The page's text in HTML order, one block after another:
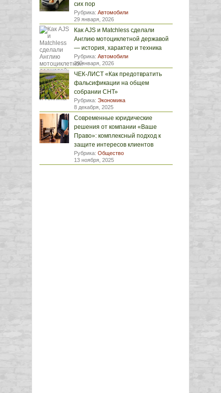
сих пор
Рубрика: Автомобили
29 января, 2026
Как AJS и Matchless сделали
Англию мотоциклетной державой
— история, характер и техника
Рубрика: Автомобили
29 января, 2026
ЧЕК-ЛИСТ «Как предотвратить
фальсификации на общем
собрании СНТ»
Рубрика: Экономика
8 декабря, 2025
Современные юридические
решения от компании «Ваше
Право»: комплексный подход к
защите интересов клиентов
Рубрика: Общество
13 ноября, 2025